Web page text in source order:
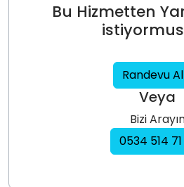
Bu Hizmetten
Randevu
Veya
Bizi
0534 514 71